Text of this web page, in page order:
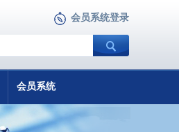
会员系统登录
会员系统